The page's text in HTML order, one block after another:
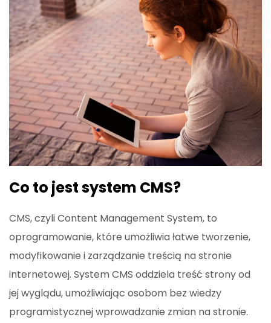
Co to jest system CMS?
CMS, czyli Content Management System, to
oprogramowanie, które umożliwia łatwe tworzenie,
modyfikowanie i zarządzanie treścią na stronie
internetowej. System CMS oddziela treść strony od
jej wyglądu, umożliwiając osobom bez wiedzy
programistycznej wprowadzanie zmian na stronie.